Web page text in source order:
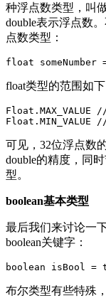
种浮点数类型，叫
double表示浮点数
点数类型：
float类型的范围如下
Float.MAX_VALUE
可见，32位浮点数
double的精度，同
型。
boolean基本类型
最后我们来讨论一
boolean关键字：
布尔类型有些特殊